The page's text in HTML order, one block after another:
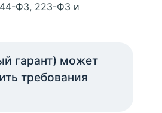
44-ФЗ, 223-ФЗ и
гарант) может
требования